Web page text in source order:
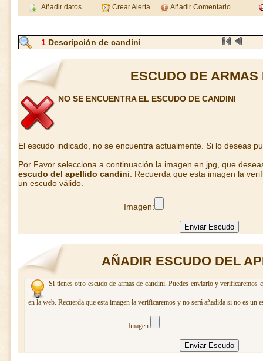
Añadir datos Crear Alerta Añadir Comentario
1 Descripción de candini
ESCUDO DE ARMAS
NO SE ENCUENTRA EL ESCUDO DE CANDINI
El escudo indicado, no se encuentra actualmente. Si lo deseas
Por Favor selecciona a continuación la imagen en jpg, que
escudo del apellido candini . Recuerda que esta imagen la
un escudo válido.
Imagen:
AÑADIR ESCUDO DEL
Si tienes otro escudo de armas de candini. Puedes enviarlo y verificaremos
en la web. Recuerda que esta imagen la verificaremos y no será añadida si no es un
Imagen: